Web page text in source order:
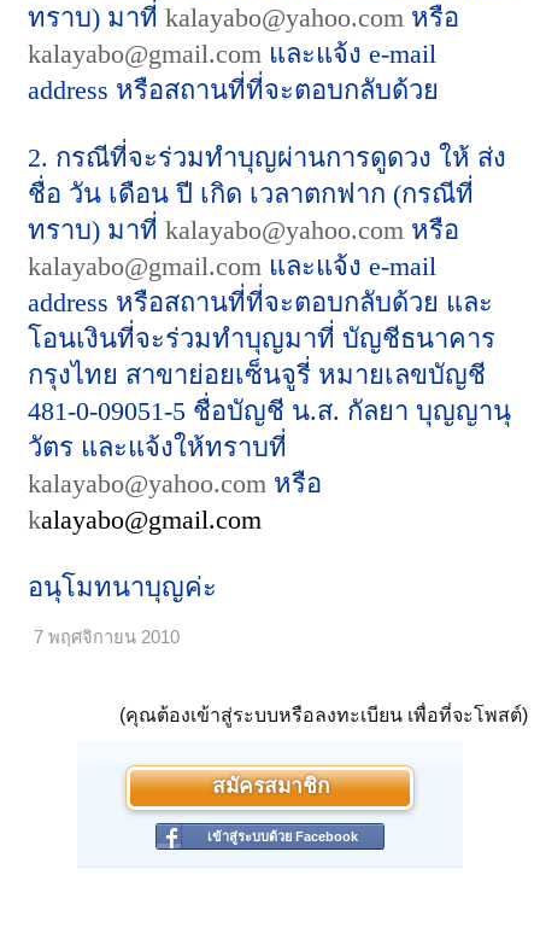
ทราบ) มาที่kalayabo@yahoo.com หรือ
kalayabo@gmail.com และแจ้งe-mail
address หรือสถานที่ที่จะตอบกลับด้วย
2. กรณีที่จะร่วมทำบุญผ่านการดูดวง ให้ ส่ง
ชื่อ วัน เดือน ปี เกิด เวลาตกฟาก (กรณีที่
ทราบ) มาที่kalayabo@yahoo.com หรือ
kalayabo@gmail.com และแจ้ง e-mail
address หรือสถานที่ที่จะตอบกลับด้วย และ
โอนเงินที่จะร่วมทำบุญมาที่ บัญชีธนาคาร
กรุงไทย สาขาย่อยเซ็นจูรี่ หมายเลขบัญชี
481-0-09051-5 ชื่อบัญชี น.ส. กัลยา บุญญานุ
วัตร และแจ้งให้ทราบที่
kalayabo@yahoo.com หรือ
kalayabo@gmail.com
อนุโมทนาบุญค่ะ
7 พฤศจิกายน 2010
(คุณต้องเข้าสู่ระบบหรือลงทะเบียน เพื่อที่จะโพสต์)
สมัครสมาชิก
เข้าสู่ระบบด้วย Facebook